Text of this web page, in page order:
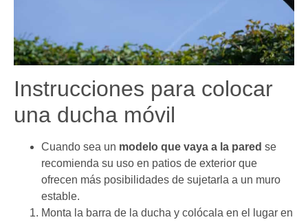
Instrucciones para colocar
una ducha móvil
Cuando sea un modelo que vaya a la pared se
recomienda su uso en patios de exterior que
ofrecen más posibilidades de sujetarla a un muro
estable.
Monta la barra de la ducha y colócala en el lugar en